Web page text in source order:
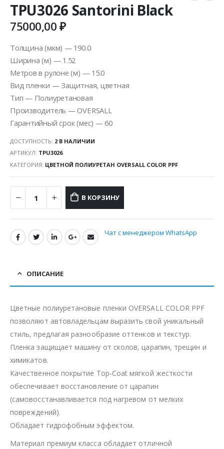
TPU3026 Santorini Black
75000,00₽
Толщина (мкм) — 190.0
Ширина (м) — 1.52
Метров в рулоне (м) — 15.0
Вид пленки — Защитная, цветная
Тип — Полиуретановая
Производитель — OVERSALL
Гарантийный срок (мес) — 60
ДОСТУПНОСТЬ: 2 В НАЛИЧИИ
АРТИКУЛ: TPU3026
КАТЕГОРИЯ: ЦВЕТНОЙ ПОЛИУРЕТАН OVERSALL COLOR PPF
В КОРЗИНУ
Чат с менеджером WhatsApp
ОПИСАНИЕ
Цветные полиуретановые пленки OVERSALL COLOR PPF
позволяют автовладельцам выразить свой уникальный
стиль, предлагая разнообразие оттенков и текстур.
Пленка защищает машину от сколов, царапин, трещин и
химикатов.
Качественное покрытие Top-Coat мягкой жесткости
обеспечивает восстановление от царапин
(самовосстанавливается под нагревом от мелких
повреждений).
Обладает гидрофобным эффектом.
Материал премиум класса обладает отличной